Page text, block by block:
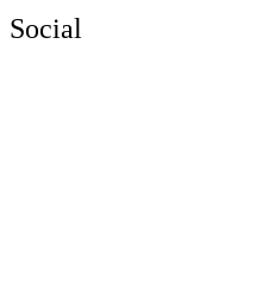
Social